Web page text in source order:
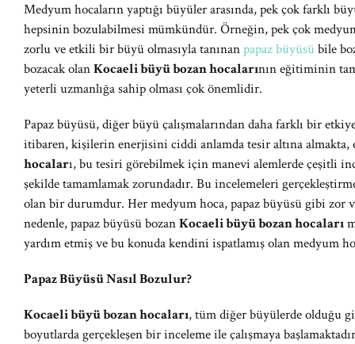
Medyum hocaların yaptığı büyüler arasında, pek çok farklı
hepsinin bozulabilmesi mümkündür. Örneğin, pek çok
zorlu ve etkili bir büyü olmasıyla tanınanpapaz büyüsü bile
bozacak olanKocaeli büyü bozan hocalarının eğitiminin
yeterli uzmanlığa sahip olması çok önemlidir.
Papaz büyüsü, diğer büyü çalışmalarından daha farklı bir
itibaren, kişilerin enerjisini ciddi anlamda tesir altına
hocaları, bu tesiri görebilmek için manevi alemlerde çeşitli
şekilde tamamlamak zorundadır. Bu incelemeleri
olan bir durumdur. Her medyum hoca, papaz büyüsü gibi zor
nedenle, papaz büyüsü bozanKocaeli büyü bozan hocaları
yardım etmiş ve bu konuda kendini ispatlamış olan medyum
Papaz Büyüsü Nasıl Bozulur?
Kocaeli büyü bozan hocaları, tüm diğer büyülerde olduğu
boyutlarda gerçekleşen bir inceleme ile çalışmaya